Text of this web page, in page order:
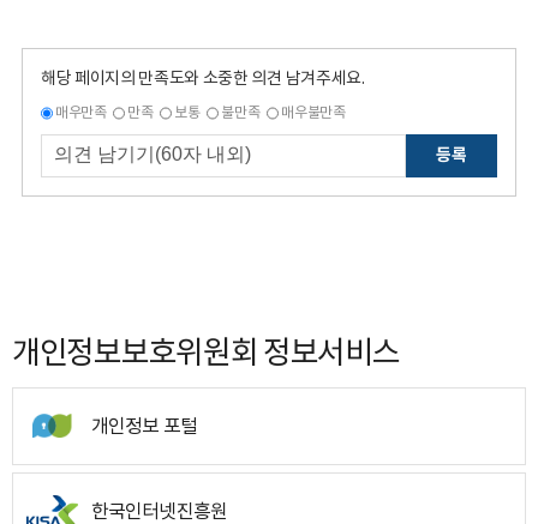
해당 페이지의 만족도와 소중한 의견 남겨주세요.
매우만족 만족 보통 불만족 매우불만족
등록
개인정보보호위원회 정보서비스
개인정보 포털
한국인터넷진흥원